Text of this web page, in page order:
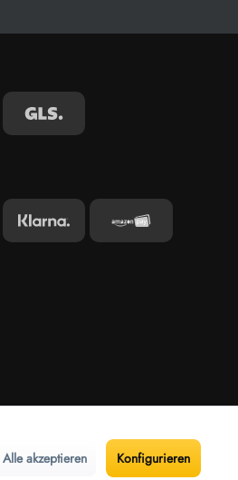
Alle akzeptieren Konfigurieren